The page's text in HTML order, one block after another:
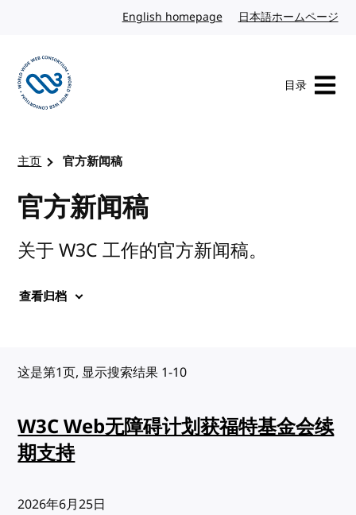
English homepage英文日本語ホームページ
目录
主页 官方新闻稿
官方新闻稿
关于 W3C 工作的官方新闻稿。
查看归档
这是第1页, 显示搜索结果 1-10
W3C Web无障碍计划获福特基金会续
期支持
发布:
2026年6月25日